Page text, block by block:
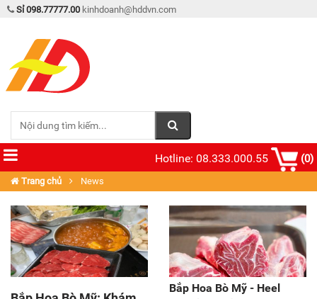
Sỉ 098.77777.00 kinhdoanh@hddvn.com
Hotline: 08.333.000.55 (0)
Trang chủ News
Bắp Hoa Bò Mỹ - Heel